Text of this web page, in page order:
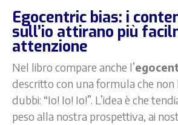
Egocentric bias: i
sull’io attirano più
attenzione
Nel libro compare anche l’
descritto con una formula che non
dubbi: “Io! Io! Io!”. L’idea è che
peso alla nostra prospettiva, ai